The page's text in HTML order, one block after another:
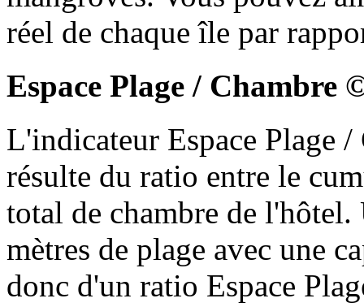
réel de chaque île par
Espace Plage / Chambre
L'indicateur Espace Plage
résulte du ratio entre le
total de chambre de
mètres de plage avec une
donc d'un ratio Espace